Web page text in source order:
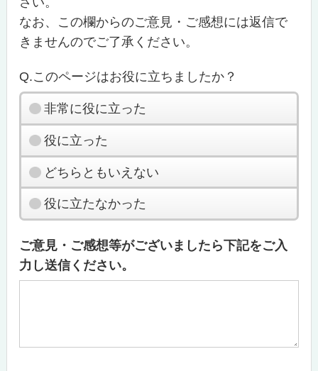
なお、この欄からのご意見・ご感想には返信で
きませんのでご了承ください。
Q.このページはお役に立ちましたか？
非常に役に立った
役に立った
どちらともいえない
役に立たなかった
ご意見・ご感想等がございましたら下記をご入
力し送信ください。